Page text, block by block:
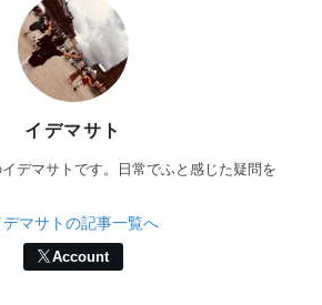
イデマサト
デマサトです。日常でふと感じた疑問を
デマサトの記事一覧へ
Account